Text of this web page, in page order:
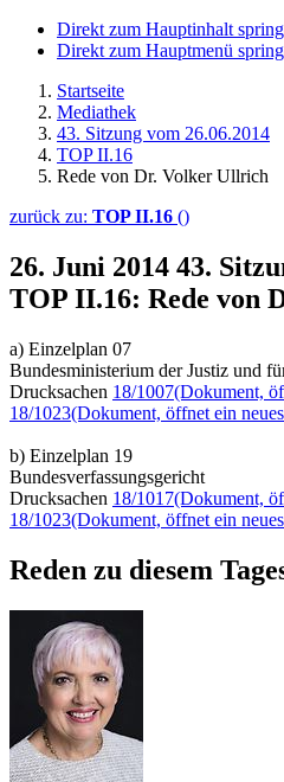
Direkt zum Hauptinhalt
Direkt zum Hauptmenü
Startseite
Mediathek
43. Sitzung vom 26.06.2014
TOP II.16
Rede von Dr. Volker Ullrich
zurück zu: TOP II.16 ()
26. Juni 2014 43.
TOP II.16: Rede von
a) Einzelplan 07
Bundesministerium der Justiz und
Drucksachen 18/1007(Dokument,
18/1023(Dokument, öffnet ein
b) Einzelplan 19
Bundesverfassungsgericht
Drucksachen 18/1017(Dokument,
18/1023(Dokument, öffnet ein
Reden zu diesem